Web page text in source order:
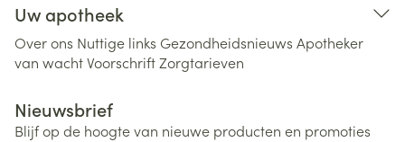
Uw apotheek
Over ons Nuttige links Gezondheidsnieuws Apotheker
van wachtVoorschriftZorgtarieven
Nieuwsbrief
Blijf op de hoogte van nieuwe producten en promoties